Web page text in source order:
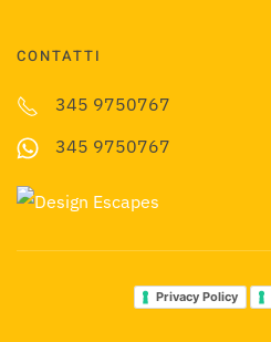
CONTATTI
345 9750767
345 9750767
Privacy Policy